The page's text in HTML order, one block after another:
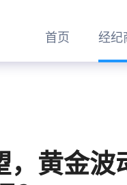
首页 经纪
黄金波